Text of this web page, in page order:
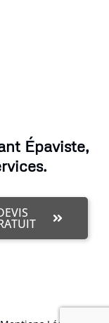
Épaviste,